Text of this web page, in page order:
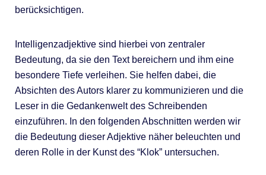
berücksichtigen.
Intelligenzadjektive sind hierbei von zentraler
Bedeutung, da sie den Text bereichern und ihm eine
besondere Tiefe verleihen. Sie helfen dabei, die
Absichten des Autors klarer zu kommunizieren und die
Leser in die Gedankenwelt des Schreibenden
einzuführen. In den folgenden Abschnitten werden wir
die Bedeutung dieser Adjektive näher beleuchten und
deren Rolle in der Kunst des “Klok” untersuchen.